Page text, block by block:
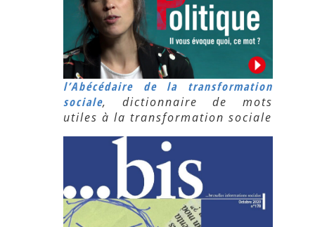
l’Abécédaire de la transformation
sociale, dictionnaire de mots
utiles à la transformation sociale